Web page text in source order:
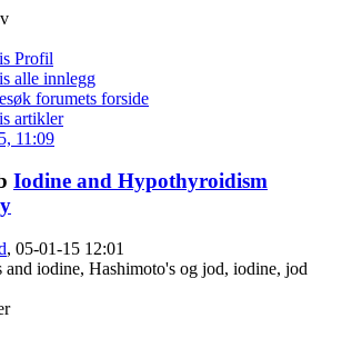
Profil
alle innlegg
forumets forside
artikler
11:09
Iodine and Hypothyroidism
, 05-01-15 12:01